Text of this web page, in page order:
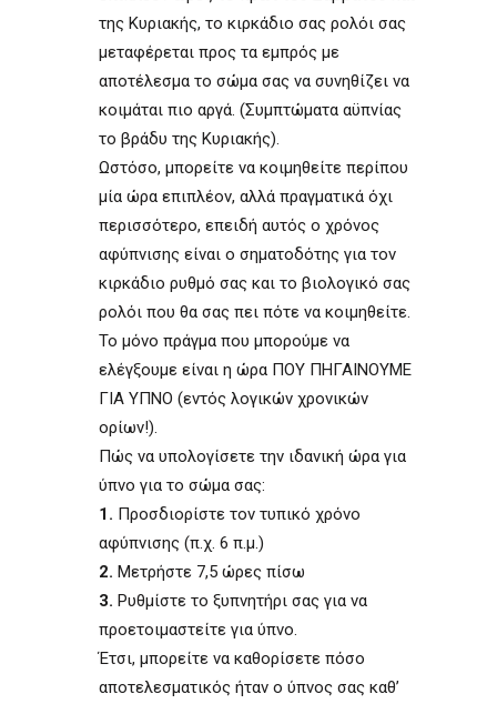
της Κυριακής, το κιρκάδιο σας ρολόι σας
μεταφέρεται προς τα εμπρός με
αποτέλεσμα το σώμα σας να συνηθίζει να
κοιμάται πιο αργά. (Συμπτώματα αϋπνίας
το βράδυ της Κυριακής).
Ωστόσο, μπορείτε να κοιμηθείτε περίπου
μία ώρα επιπλέον, αλλά πραγματικά όχι
περισσότερο, επειδή αυτός ο χρόνος
αφύπνισης είναι ο σηματοδότης για τον
κιρκάδιο ρυθμό σας και το βιολογικό σας
ρολόι που θα σας πει πότε να κοιμηθείτε.
Το μόνο πράγμα που μπορούμε να
ελέγξουμε είναι η ώρα ΠΟΥ ΠΗΓΑΙΝΟΥΜΕ
ΓΙΑ ΥΠΝΟ (εντός λογικών χρονικών
ορίων!).
Πώς να υπολογίσετε την ιδανική ώρα για
ύπνο για το σώμα σας:
1. Προσδιορίστε τον τυπικό χρόνο
αφύπνισης (π.χ. 6 π.μ.)
2. Μετρήστε 7,5 ώρες πίσω
3. Ρυθμίστε το ξυπνητήρι σας για να
προετοιμαστείτε για ύπνο.
Έτσι, μπορείτε να καθορίσετε πόσο
αποτελεσματικός ήταν ο ύπνος σας καθ’